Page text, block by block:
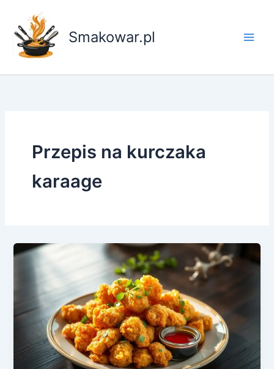
treści
Smakowar.pl
Przepis na kurczaka
karaage